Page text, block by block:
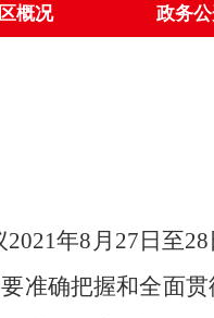
概况 政务
2021年8月27日至
准确把握和全面